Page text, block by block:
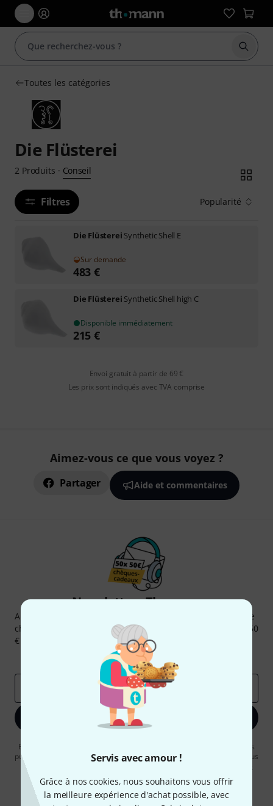
Servis avec amour !
Grâce à nos cookies, nous souhaitons vous offrir
la meilleure expérience d'achat possible, avec
Toutes les catégories
Die Flüsterei
2 Produits · Conseil
Filtres Popularité
Die Flüsterei Synthetic Shell E
Sur demande
483 €
Die Flüsterei Synthetic Shell high C
Disponible immédiatement
215 €
Envoi gratuit à partir de 69 €
Les prix sont indiqués avec TVA comprise
Aimez-vous ce que vous voyez ?
Partager Aide et commentaires
Newsletters Thomann
Abonnez-vous à la newsletter Thomann et, avec un peu de
chance, gagnez l'un des 50 bons d'achat d'une valeur de 50
€ chacun!
Articles inspirants
Deals
S'inscrire maintenant
En cliquant sur "S'inscrire maintenant", vous acceptez de recevoir des
publicités par e-mail. La désinscription est possible à tout moment. Vous
pouvez trouver plus d'informations à ce sujet dans notre
.
* Requis